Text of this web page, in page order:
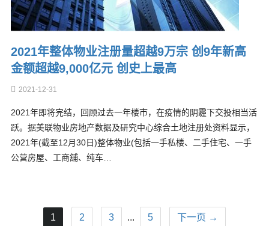
2021年整体物业注册量超越9万宗 创9年新高
金额超越9,000亿元 创史上最高
2021-12-31
2021年即将完结，回顾过去一年楼市，在疫情的阴霾下交投相当活
跃。据美联物业房地产数据及研究中心综合土地注册处资料显示，
2021年(截至12月30日)整体物业(包括一手私楼、二手住宅、一手
公营房屋、工商舖、纯车…
1 2 3 ... 5 下一页 →